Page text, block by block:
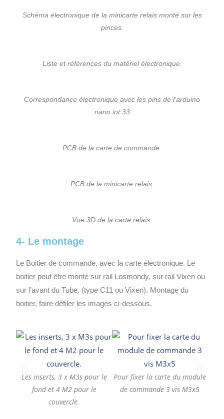
Schéma électronique de la minicarte relais monté sur les
pinces.
Liste et références du matériel électronique.
Correspondance électronique avec les pins de l'arduino
nano iot 33
PCB de la carte de commande.
PCB de la minicarte relais.
Vue 3D de la carte relais.
4- Le montage
Le Boitier de commande, avec la carte électronique. Le
boitier peut être monté sur rail Losmondy, sur rail Vixen ou
sur l’avant du Tube, (type C11 ou Vixen). Montage du
boitier, faire défiler les images ci-dessous.
Les inserts, 3 x M3s pour le
fond et 4 M2 pour le
couvercle.
Pour fixer la carte du module
de commande 3 vis M3x5